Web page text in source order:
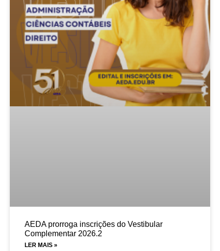
AEDA prorroga inscrições do Vestibular
Complementar 2026.2
LER MAIS »